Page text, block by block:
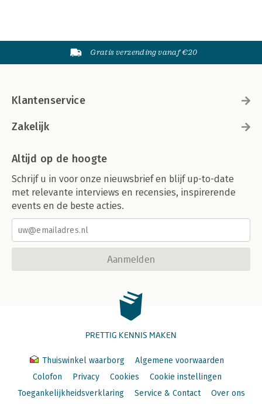
Gratis verzending vanaf €20
Klantenservice
Zakelijk
Altijd op de hoogte
Schrijf u in voor onze nieuwsbrief en blijf up-to-date
met relevante interviews en recensies, inspirerende
events en de beste acties.
Aanmelden
PRETTIG KENNIS MAKEN
Thuiswinkel waarborg
Algemene voorwaarden
Colofon
Privacy Cookies
Cookie instellingen
Toegankelijkheidsverklaring
Service & Contact Over ons